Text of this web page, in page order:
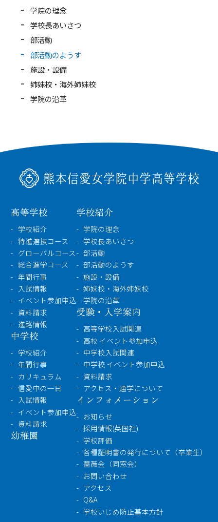
学院の理念
学校長あいさつ
部活動
部活動のようす
施設・設備
姉妹校・海外姉妹校
学院の沿革
高等学校
学校紹介
特進選抜コース
グローバルコース
総合進学コース
年間行事
入試情報
イベント参加申込
資料請求
進路情報
中学校
学校紹介
年間行事
カリキュラム
信愛中の一日
入試情報
イベント参加申込
資料請求
幼稚園
学校紹介
学院の理念
学校長あいさつ
部活動
部活動のようす
施設・設備
姉妹校・海外姉妹校
学院の沿革
受験・入学案内
高等学校入試関連
高校 イベント参加申込
中学校入試関連
中学校 イベント参加申込
資料請求
アクセス・通学について
インフォメーション
お知らせ
採用情報(英国社)
学校評価
各種証明書の発行について（卒業生）
薔薇会（同窓会）
お問い合わせ
アクセス
Q&A
学校いじめ防止基本方針